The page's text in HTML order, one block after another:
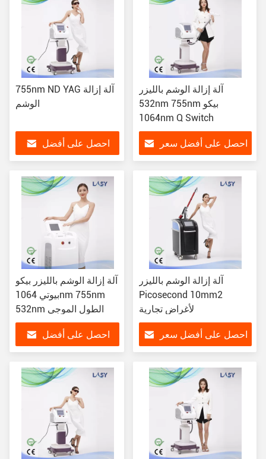
755nm ND YAG آلة إزالة
الوشم
احصل على أفضل
آلة إزالة الوشم بالليزر
532nm 755nm بيكو
1064nm Q Switch
احصل على أفضل سعر
آلة إزالة الوشم بالليزر بيكو
بيوتي 1064nm 755nm
532nm الطول الموجي
احصل على أفضل
آلة إزالة الوشم بالليزر
Picosecond 10mm2
لأغراض تجارية
احصل على أفضل سعر